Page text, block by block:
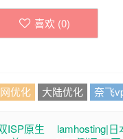
喜欢 (0)
优化 大陆优化 奈飞
ISP原生
lamhosting|日